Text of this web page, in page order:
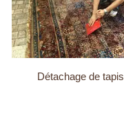
Détachage de tapis